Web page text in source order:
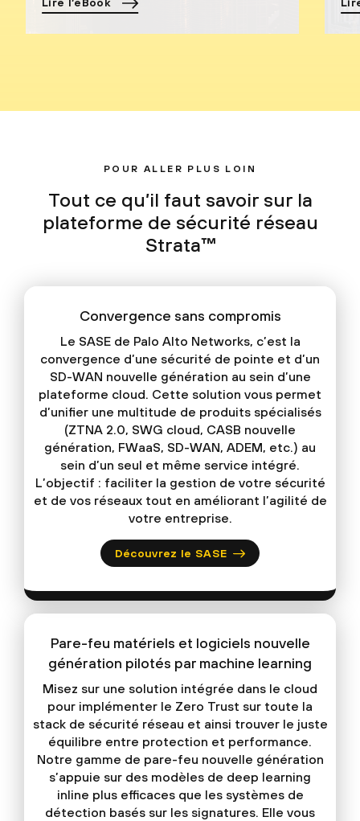
Lire l’eBook
POUR ALLER PLUS LOIN
Tout ce qu’il faut savoir sur la
plateforme de sécurité réseau
Strata™
Convergence sans compromis
Le SASE de Palo Alto Networks, c’est la
convergence d’une sécurité de pointe et d’un
SD-WAN nouvelle génération au sein d’une
plateforme cloud. Cette solution vous permet
d’unifier une multitude de produits spécialisés
(ZTNA 2.0, SWG cloud, CASB nouvelle
génération, FWaaS, SD-WAN, ADEM, etc.) au
sein d’un seul et même service intégré.
L’objectif : faciliter la gestion de votre sécurité
et de vos réseaux tout en améliorant l’agilité de
votre entreprise.
Découvrez le SASE
Pare-feu matériels et logiciels nouvelle
génération pilotés par machine learning
Misez sur une solution intégrée dans le cloud
pour implémenter le Zero Trust sur toute la
stack de sécurité réseau et ainsi trouver le juste
équilibre entre protection et performance.
Notre gamme de pare-feu nouvelle génération
s’appuie sur des modèles de deep learning
inline plus efficaces que les systèmes de
détection basés sur les signatures. Elle vous